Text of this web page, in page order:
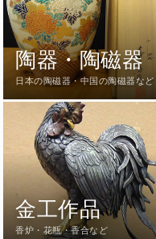
陶器・陶磁器
日本の陶磁器・中国の陶磁器など
金工作品
香炉・花瓶・香合など